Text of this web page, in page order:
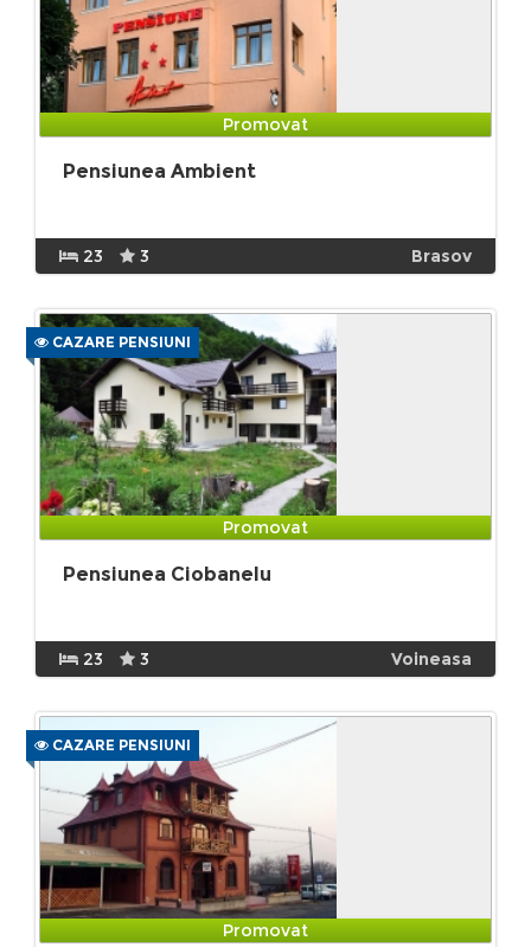
Promovat
Pensiunea Ambient
23 3 Brasov
CAZARE PENSIUNI
Promovat
Pensiunea Ciobanelu
23 3 Voineasa
CAZARE PENSIUNI
Promovat